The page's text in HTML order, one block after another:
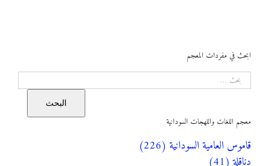
ابحث في مفردات المعجم
البحث
البحث
معجم اللغات واللهجات السودانية
قاموس العامية السودانية (226)
دناقلة (41)